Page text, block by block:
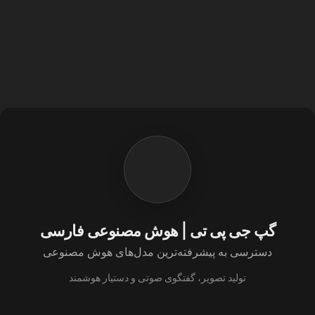
گپ جی پی تی | هوش مصنوعی فارسی
دسترسی به پیشرفته‌ترین مدل‌های هوش مصنوعی
تولید تصویر، گفتگوی صوتی و دستیار هوشمند